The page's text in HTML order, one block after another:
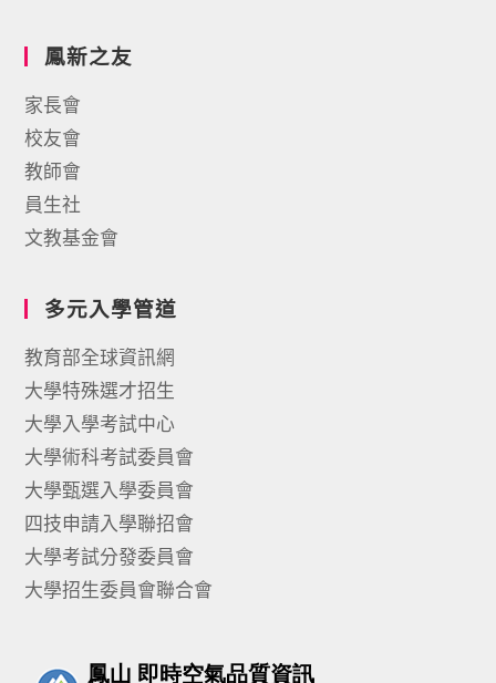
鳳新之友
家長會
校友會
教師會
員生社
文教基金會
多元入學管道
教育部全球資訊網
大學特殊選才招生
大學入學考試中心
大學術科考試委員會
大學甄選入學委員會
四技申請入學聯招會
大學考試分發委員會
大學招生委員會聯合會